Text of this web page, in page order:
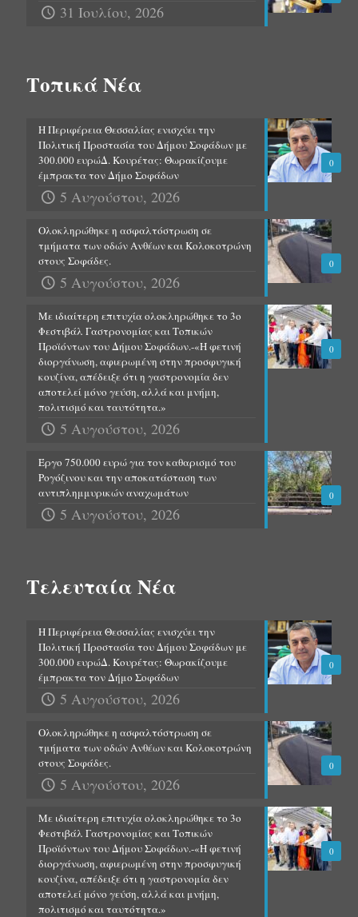
31 Ιουλίου, 2026
Τοπικά Νέα
0
Η Περιφέρεια Θεσσαλίας ενισχύει την
Πολιτική Προστασία του Δήμου Σοφάδων με
300.000 ευρώΔ. Κουρέτας: Θωρακίζουμε
έμπρακτα τον Δήμο Σοφάδων
5 Αυγούστου, 2026
0
Ολοκληρώθηκε η ασφαλτόστρωση σε
τμήματα των οδών Ανθέων και Κολοκοτρώνη
στους Σοφάδες.
5 Αυγούστου, 2026
0
Με ιδιαίτερη επιτυχία ολοκληρώθηκε το 3ο
Φεστιβάλ Γαστρονομίας και Τοπικών
Προϊόντων του Δήμου Σοφάδων.-«Η φετινή
διοργάνωση, αφιερωμένη στην προσφυγική
κουζίνα, απέδειξε ότι η γαστρονομία δεν
αποτελεί μόνο γεύση, αλλά και μνήμη,
πολιτισμό και ταυτότητα.»
5 Αυγούστου, 2026
0
Έργο 750.000 ευρώ για τον καθαρισμό του
Ρογόζινου και την αποκατάσταση των
αντιπλημμυρικών αναχωμάτων
5 Αυγούστου, 2026
Τελευταία Νέα
0
Η Περιφέρεια Θεσσαλίας ενισχύει την
Πολιτική Προστασία του Δήμου Σοφάδων με
300.000 ευρώΔ. Κουρέτας: Θωρακίζουμε
έμπρακτα τον Δήμο Σοφάδων
5 Αυγούστου, 2026
0
Ολοκληρώθηκε η ασφαλτόστρωση σε
τμήματα των οδών Ανθέων και Κολοκοτρώνη
στους Σοφάδες.
5 Αυγούστου, 2026
0
Με ιδιαίτερη επιτυχία ολοκληρώθηκε το 3ο
Φεστιβάλ Γαστρονομίας και Τοπικών
Προϊόντων του Δήμου Σοφάδων.-«Η φετινή
διοργάνωση, αφιερωμένη στην προσφυγική
κουζίνα, απέδειξε ότι η γαστρονομία δεν
αποτελεί μόνο γεύση, αλλά και μνήμη,
πολιτισμό και ταυτότητα.»